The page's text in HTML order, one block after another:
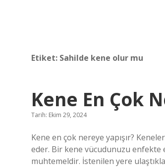
Etiket: Sahilde kene olur mu
Kene En Çok
Tarih: Ekim 29, 2024
Kene en çok nereye yapışır?
eder. Bir kene vücudunuzu enfekte
muhtemeldir. İstenilen yere